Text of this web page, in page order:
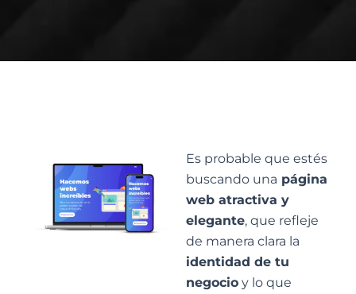
Es probable que estés
buscando una página
web atractiva y
elegante, que refleje
de manera clara la
identidad de tu
negocio y lo que